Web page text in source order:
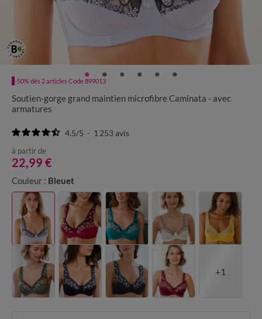
-50% dès 2 articles Code 899013
Soutien-gorge grand maintien microfibre Caminata - avec
armatures
4.5/5 - 1 253avis
à partir de
22,99 €
Couleur : Bleuet
+1